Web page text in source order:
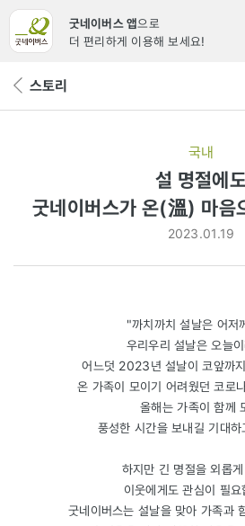
굿네이버스 앱으로
더 편리하게 이용해 보세요!
뒤 스토리
국내
굿네이버스가
(溫)
설 명절에
굿네이버스가 온(溫) 마음
2023.01.19
"까치까치 설날은 어저
우리우리 설날은 오늘
어느덧 2023년 설날이 코앞까
온 가족이 모이기 어려웠던 코로
올해는 가족이 함께
풍성한 시간을 보내길 기대하
하지만 긴 명절을 외롭
이웃에게도 관심이 필요
굿네이버스는 설날을 맞아 가족과